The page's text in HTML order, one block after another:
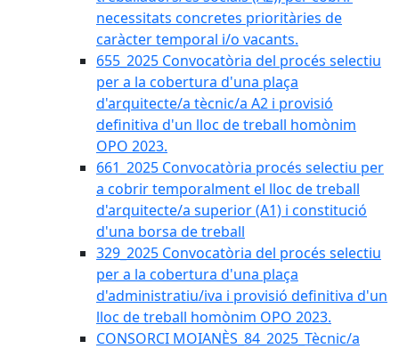
necessitats concretes prioritàries de
caràcter temporal i/o vacants.
655_2025 Convocatòria del procés selectiu
per a la cobertura d'una plaça
d'arquitecte/a tècnic/a A2 i provisió
definitiva d'un lloc de treball homònim
OPO 2023.
661_2025 Convocatòria procés selectiu per
a cobrir temporalment el lloc de treball
d'arquitecte/a superior (A1) i constitució
d'una borsa de treball
329_2025 Convocatòria del procés selectiu
per a la cobertura d'una plaça
d'administratiu/iva i provisió definitiva d'un
lloc de treball homònim OPO 2023.
CONSORCI MOIANÈS_84_2025_Tècnic/a